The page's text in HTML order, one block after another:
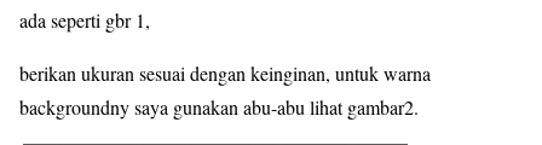
ada seperti gbr 1,
berikan ukuran sesuai dengan keinginan, untuk warna
backgroundny saya gunakan abu-abu lihat gambar2.